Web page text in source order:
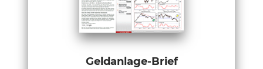
Geldanlage-Brief